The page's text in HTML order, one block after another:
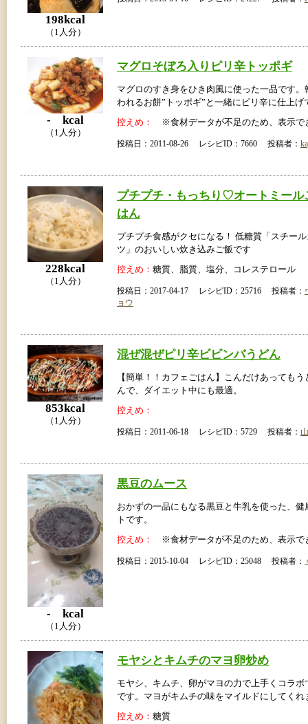
198kcal
（1人分）
- kcal
（1人分）
マグロそぼろ入りピリ辛トッポギ
マグロのすき身をひき肉風に使った一品です。
われるお餅”トッポギ”と一緒にピリ辛に仕上げ
控えめ： ※食材データが不足のため、表示で
投稿日：2011-08-26 レシピID：7660 投稿者：
228kcal
（1人分）
プチプチ・もっちり♡オートミール
はん
プチプチ食感がクセになる！ 低糖質「スチー
ツ」のおいしい炊き込みご飯です
控えめ： 糖質、脂質、塩分、コレステロール
投稿日：2017-04-17 レシピID：25716 投稿者：
ョウ
853kcal
（1人分）
混ぜ混ぜピリ辛ビビンバうどん
【簡単！！カフェごはん】こんだけあっても
んで、ダイエット中にも最適。
控えめ：
投稿日：2011-06-18 レシピID：5729 投稿者：
- kcal
（1人分）
黒豆のムース
おかずの一品にもなる黒豆と牛乳を使った、健
トです。
控えめ： ※食材データが不足のため、表示で
投稿日：2015-10-04 レシピID：25048 投稿者：
モヤシとキムチのマヨ卵炒め
モヤシ、キムチ、卵がマヨの力で上手くコラボ
です。マヨがキムチの味をマイルドにしてくれ
控えめ： 糖質